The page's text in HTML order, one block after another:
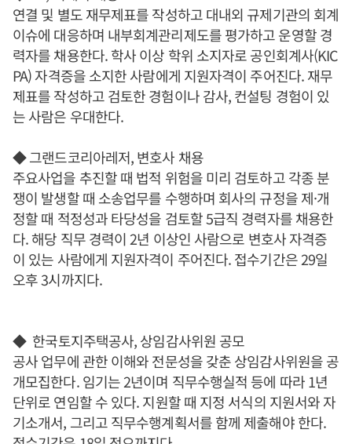
연결 및 별도 재무제표를 작성하고 대내외 규제기관의 회계
이슈에 대응하며 내부회계관리제도를 평가하고 운영할 경
력자를 채용한다. 학사 이상 학위 소지자로 공인회계사(KIC
PA) 자격증을 소지한 사람에게 지원자격이 주어진다. 재무
제표를 작성하고 검토한 경험이나 감사, 컨설팅 경험이 있
는 사람은 우대한다.
◆ 그랜드코리아레저, 변호사 채용
주요사업을 추진할 때 법적 위험을 미리 검토하고 각종 분
쟁이 발생할 때 소송업무를 수행하며 회사의 규정을 제·개
정할 때 적정성과 타당성을 검토할 5급직 경력자를 채용한
다. 해당 직무 경력이 2년 이상인 사람으로 변호사 자격증
이 있는 사람에게 지원자격이 주어진다. 접수기간은 29일
오후 3시까지다.
◆ 한국토지주택공사, 상임감사위원 공모
공사 업무에 관한 이해와 전문성을 갖춘 상임감사위원을 공
개모집한다. 임기는 2년이며 직무수행실적 등에 따라 1년
단위로 연임할 수 있다. 지원할 때 지정 서식의 지원서와 자
기소개서, 그리고 직무수행계획서를 함께 제출해야 한다.